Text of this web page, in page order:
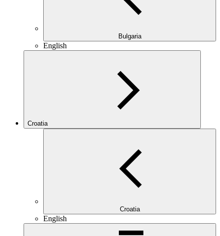
Bulgaria
English
Croatia
Croatia
English